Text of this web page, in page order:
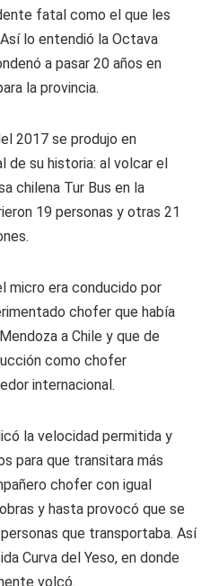
fatal como el que les
lo entendió la Octava
a pasar 20 años en
la provincia.
2017 se produjo en
de su historia: al volcar el
chilena Tur Bus en la
19 personas y otras 21
micro era conducido por
chofer que había
a Chile y que de
como chofer
internacional.
la velocidad permitida y
para que transitara más
chofer con igual
y hasta provocó que se
que transportaba. Así
Curva del Yeso, en donde
volcó.